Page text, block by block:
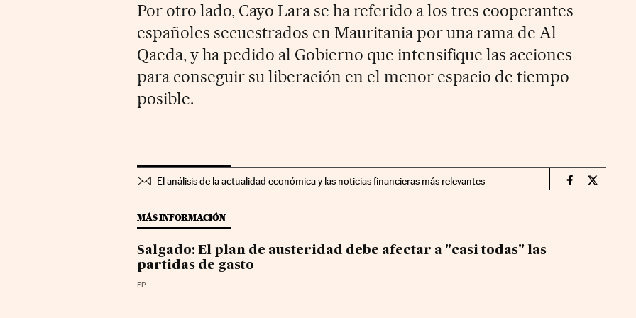
Por otro lado, Cayo Lara se ha referido a los tres cooperantes
españoles secuestrados en Mauritania por una rama de Al
Qaeda, y ha pedido al Gobierno que intensifique las acciones
para conseguir su liberación en el menor espacio de tiempo
posible.
El análisis de la actualidad económica y las noticias financieras más relevantes Economia
MÁS INFORMACIÓN
Salgado: El plan de austeridad debe afectar a "casi todas" las
partidas de gasto
EP